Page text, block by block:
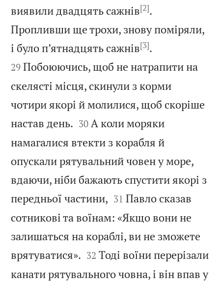
виявили двадцять сажнів[2].
Пропливши ще трохи, знову поміряли,
і було п’ятнадцять сажнів[3].
29 Побоюючись, щоб не натрапити на
скелясті місця, скинули з корми
чотири якорі й молилися, щоб скоріше
настав день. 

30 А коли моряки
намагалися втекти з корабля й
опускали рятувальний човен у море,
вдаючи, ніби бажають спустити якорі з
передньої частини, 

31 Павло сказав
сотникові та воїнам: «Якщо вони не
залишаться на кораблі, ви не зможете
врятуватися». 

32 Тоді воїни перерізали
канати рятувального човна, і він впав у